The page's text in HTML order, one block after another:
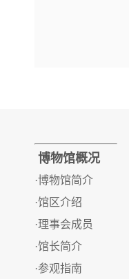
博物馆概况
·博物馆简介
·馆区介绍
·理事会成员
·馆长简介
·参观指南